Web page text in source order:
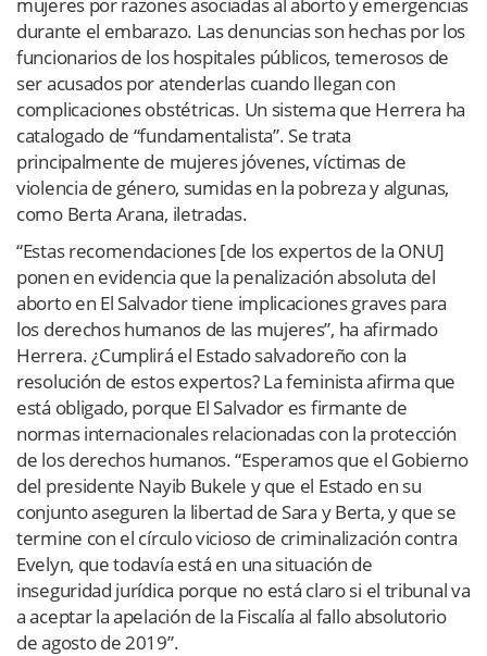
durante el embarazo. Las denuncias son hechas por los
funcionarios de los hospitales públicos, temerosos de
ser acusados por atenderlas cuando llegan con
complicaciones obstétricas. Un sistema que Herrera ha
catalogado de “fundamentalista”. Se trata
principalmente de mujeres jóvenes, víctimas de
violencia de género, sumidas en la pobreza y algunas,
como Berta Arana, iletradas.
“Estas recomendaciones [de los expertos de la ONU]
ponen en evidencia que la penalización absoluta del
aborto en El Salvador tiene implicaciones graves para
los derechos humanos de las mujeres”, ha afirmado
Herrera. ¿Cumplirá el Estado salvadoreño con la
resolución de estos expertos? La feminista afirma que
está obligado, porque El Salvador es firmante de
normas internacionales relacionadas con la protección
de los derechos humanos. “Esperamos que el Gobierno
del presidente Nayib Bukele y que el Estado en su
conjunto aseguren la libertad de Sara y Berta, y que se
termine con el círculo vicioso de criminalización contra
Evelyn, que todavía está en una situación de
inseguridad jurídica porque no está claro si el tribunal va
a aceptar la apelación de la Fiscalía al fallo absolutorio
de agosto de 2019”.